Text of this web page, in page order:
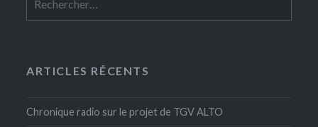
ARTICLES RÉCENTS
Chronique radio sur le projet de TGV ALTO